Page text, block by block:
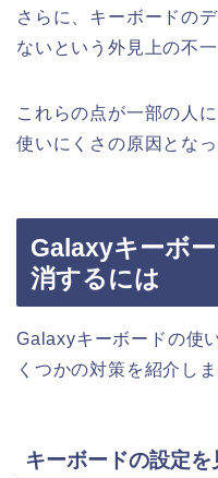
さらに、キーボードの
ないという外見上の不
これらの点が一部の人
使いにくさの原因とな
Galaxyキーボ
消するには
Galaxyキーボードの使
くつかの対策を紹介しま
キーボードの設定を